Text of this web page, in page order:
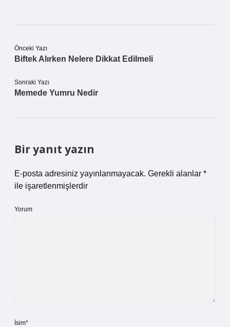
Önceki Yazı
Biftek Alırken Nelere Dikkat Edilmeli
Sonraki Yazı
Memede Yumru Nedir
Bir yanıt yazın
E-posta adresiniz yayınlanmayacak. Gerekli alanlar *
ile işaretlenmişlerdir
Yorum
İsim*